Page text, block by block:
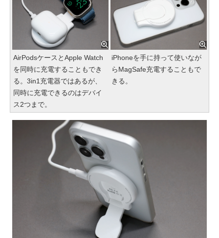
AirPodsケースとApple Watch
を同時に充電することもでき
る。3in1充電器ではあるが、
同時に充電できるのはデバイ
ス2つまで。
iPhoneを手に持って使いなが
らMagSafe充電することもで
きる。